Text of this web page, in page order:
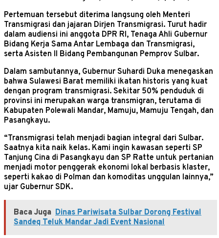
Pertemuan tersebut diterima langsung oleh Menteri
Transmigrasi dan jajaran Dirjen Transmigrasi. Turut hadir
dalam audiensi ini anggota DPR RI, Tenaga Ahli Gubernur
Bidang Kerja Sama Antar Lembaga dan Transmigrasi,
serta Asisten II Bidang Pembangunan Pemprov Sulbar.
Dalam sambutannya, Gubernur Suhardi Duka menegaskan
bahwa Sulawesi Barat memiliki ikatan historis yang kuat
dengan program transmigrasi. Sekitar 50% penduduk di
provinsi ini merupakan warga transmigran, terutama di
Kabupaten Polewali Mandar, Mamuju, Mamuju Tengah, dan
Pasangkayu.
“Transmigrasi telah menjadi bagian integral dari Sulbar.
Saatnya kita naik kelas. Kami ingin kawasan seperti SP
Tanjung Cina di Pasangkayu dan SP Ratte untuk pertanian
menjadi motor penggerak ekonomi lokal berbasis klaster,
seperti kakao di Polman dan komoditas unggulan lainnya,”
ujar Gubernur SDK.
Baca Juga Dinas Pariwisata Sulbar Dorong Festival
Sandeq Teluk Mandar Jadi Event Nasional